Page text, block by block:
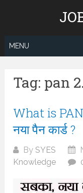
MENU
Tag: pan
What is PAN
नया पैन कार्ड ?
BySYES
Knowledge